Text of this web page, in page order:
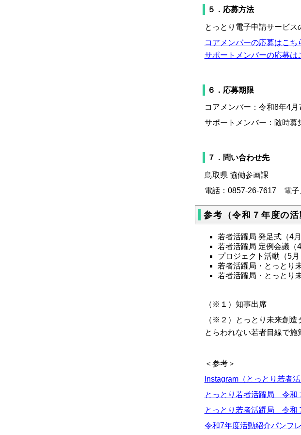
５．応募方法
とっとり電子申請サービ
コアメンバーの応募はこち
サポートメンバーの応募は
６．応募期限
コアメンバー：令和8年4月
サポートメンバー：随時募
７．問い合わせ先
鳥取県 協働参画課
電話：0857-26-7617 電子
参考（令和７年度の活
若者活躍局 発足式（4月
若者活躍局 定例会議（4
プロジェクト活動（5月
若者活躍局・とっとり
若者活躍局・とっとり
（ ※１）知事出席
（※２）とっとり未来創
とらわれない若者目線で施
＜参考＞
Instagram（とっとり若者活
とっとり若者活躍局 令和
とっとり若者活躍局 令和
令和7年度活動紹介パンフ